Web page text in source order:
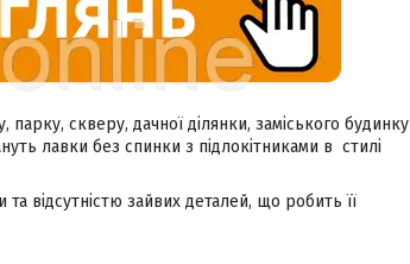
скверу, дачної ділянки, заміського будинку
лавки без спинки з підлокітниками в стилі
відсутністю зайвих деталей, що робить її